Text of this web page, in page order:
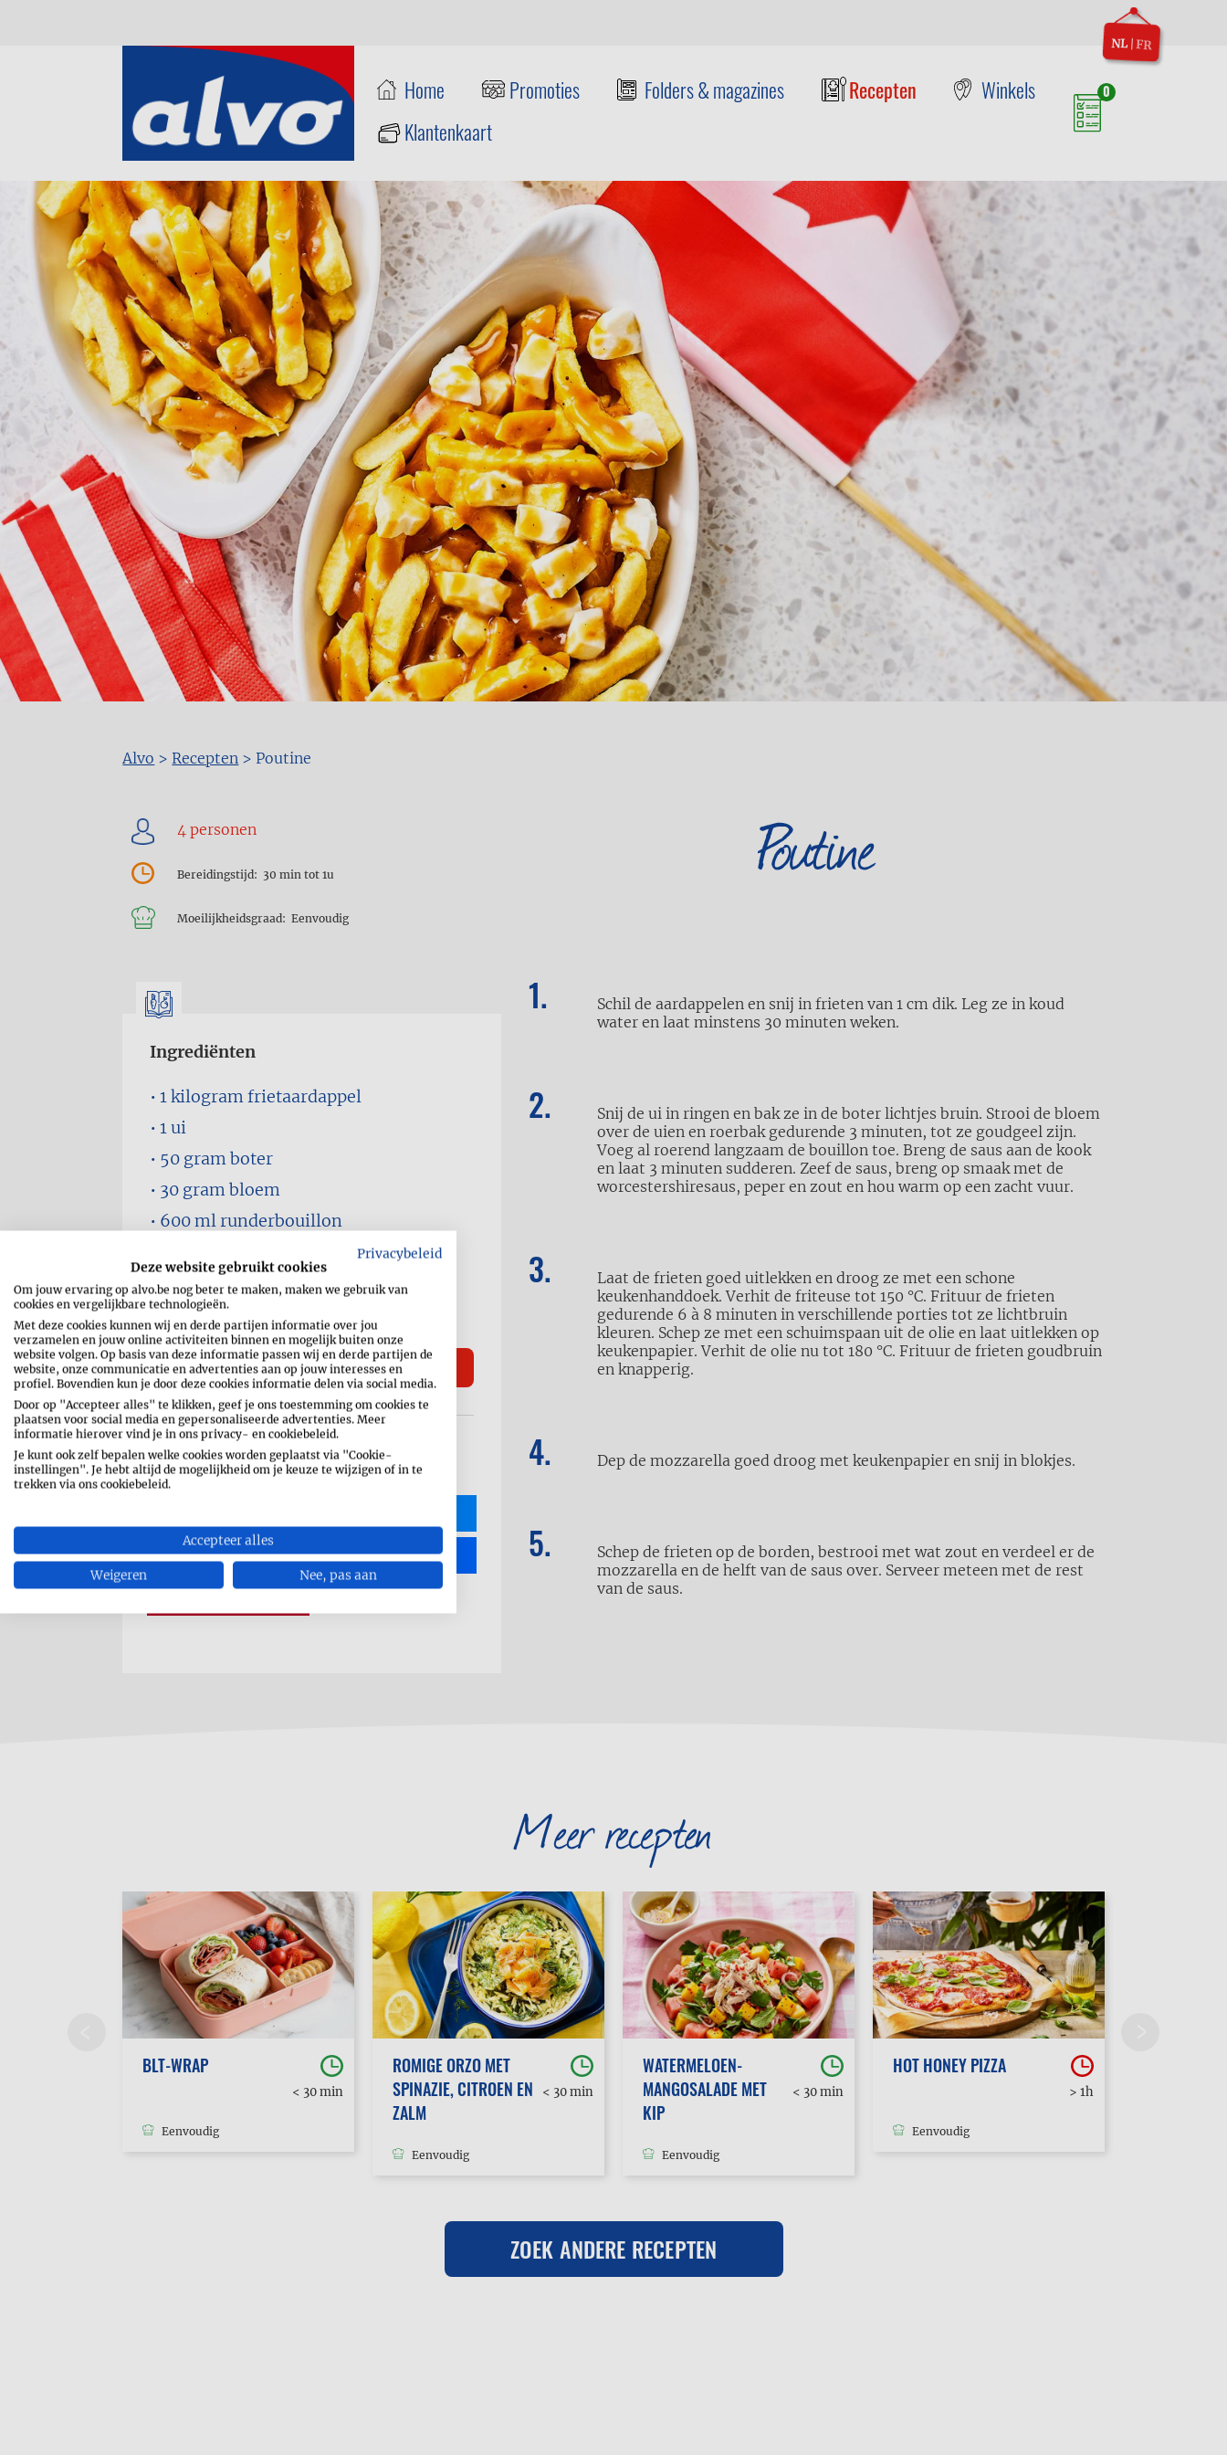
NL|FR
Home Promoties Folders & magazines Recepten
Winkels
Klantenkaart
0
Kruimelpad
Alvo > Recepten > Poutine
Bereidingstijd 30 min tot 1u
Moeilijkheidsgraad Eenvoudig
Ingrediënten
1 kilogramfrietaardappel
1ui
50 gramboter
30 grambloem
600 mlrunderbouillon
worcestershiresaus
2 bollenmozzarella
peper en zout
RECEPT AFDRUKKEN
WHATSAPP EMAIL
Poutine
Schil de aardappelen en snij in frieten van1 cm dik. Leg ze in koud
water en laat minstens 30 minuten weken.
Snij de ui in ringen en bak ze in de boter lichtjes bruin. Strooi de bloem
over de uien en roerbak gedurende 3 minuten, tot ze goudgeel zijn.
Voeg al roerend langzaam de bouillon toe. Breng de saus aan de kook
en laat 3 minuten sudderen. Zeef de saus, breng op smaak met de
worcestershiresaus, peper en zout en hou warm op een zacht vuur.
Laat de frieten goed uitlekken en droog ze met een schone
keukenhanddoek. Verhit de friteuse tot 150 °C. Frituur de frieten
gedurende 6 à 8 minuten in verschillende porties tot ze lichtbruin
kleuren. Schep ze met een schuimspaan uit de olie en laat uitlekken op
keukenpapier. Verhit de olie nu tot 180 °C. Frituur de frieten goudbruin
en knapperig.
Dep de mozzarella goed droog met keukenpapier en snij in blokjes.
Schep de frieten op de borden, bestrooi metwat zout en verdeel er de
mozzarella en de helft van de saus over. Serveer meteen met de rest
van de saus.
Meer recepten
BLT-WRAP
< 30 min
Eenvoudig
ROMIGE ORZO MET
SPINAZIE, CITROEN EN
ZALM
< 30 min
Eenvoudig
WATERMELOEN-
MANGOSALADE MET
KIP
< 30 min
Eenvoudig
HOT HONEY PIZZA
> 1h
Eenvoudig
ZOEK ANDERE RECEPTEN
Privacybeleid
Deze website gebruikt cookies
Om jouw ervaring op alvo.be nog beter te maken, maken we gebruik van
cookies en vergelijkbare technologieën.
Met deze cookies kunnen wij en derde partijen informatie over jou
verzamelen en jouw online activiteiten binnen en mogelijk buiten onze
website volgen. Op basis van deze informatie passen wij en derde partijen de
website, onze communicatie en advertenties aan op jouw interesses en
profiel. Bovendien kun je door deze cookies informatie delen via social media.
Door op "Accepteer alles" te klikken, geef je ons toestemming om cookies te
plaatsen voor social media en gepersonaliseerde advertenties. Meer
informatie hierover vind je in ons privacy- en cookiebeleid.
Je kunt ook zelf bepalen welke cookies worden geplaatst via "Cookie-
instellingen". Je hebt altijd de mogelijkheid om je keuze te wijzigen of in te
trekken via ons cookiebeleid.
Accepteer alles
Weigeren Nee, pas aan